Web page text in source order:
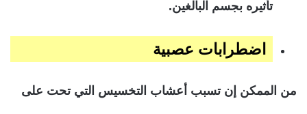
تأثيره بجسم البالغين.
اضطرابات عصبية
من الممكن إن تسبب أعشاب التخسيس التي تحت على